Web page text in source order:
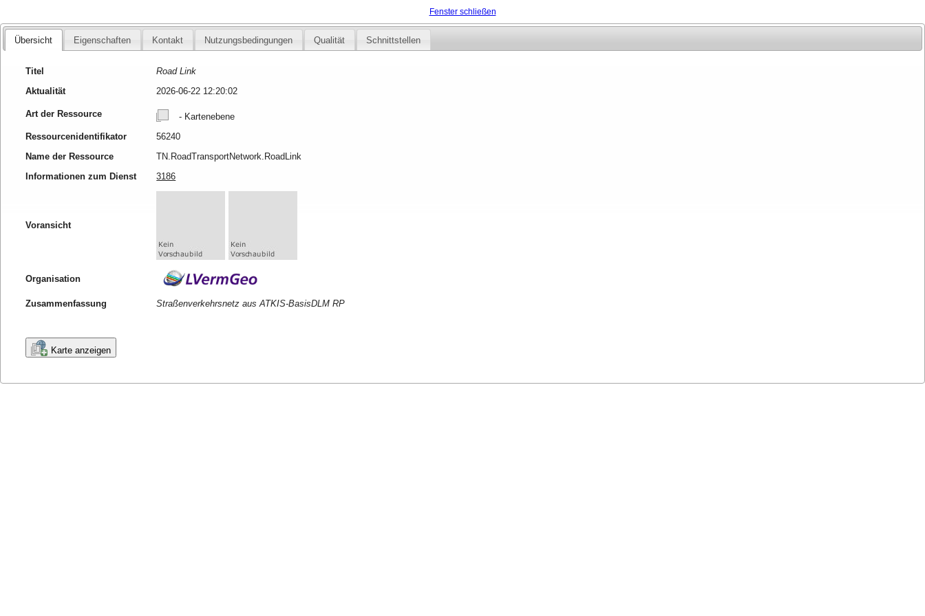
Fenster schließen
Übersicht Eigenschaften Kontakt Nutzungsbedingungen Qualität Schnittstellen
Titel
Road Link
Aktualität
2026-06-22 12:20:02
Art der Ressource
- Kartenebene
Ressourcenidentifikator
56240
Name der Ressource
TN.RoadTransportNetwork.RoadLink
Informationen zum Dienst
3186
Voransicht
Organisation
Zusammenfassung Straßenverkehrsnetz aus ATKIS-BasisDLM RP
Karte anzeigen